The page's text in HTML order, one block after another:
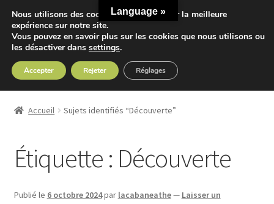
Aller
à
la
navigation
Aller
au
contenu
Accueil
Nos Tisanes
Detox
Accueil Sujets identifiés “Découverte”
Étiquette : Découverte
Publié le 6 octobre 2024par lacabaneathe— Laisser un
Language »
Nous utilisons des cookies pour vous offrir la meilleure
expérience sur notre site.
Vous pouvez en savoir plus sur les cookies que nous utilisons ou
les désactiver dans settings.
Accepter Rejeter Réglages